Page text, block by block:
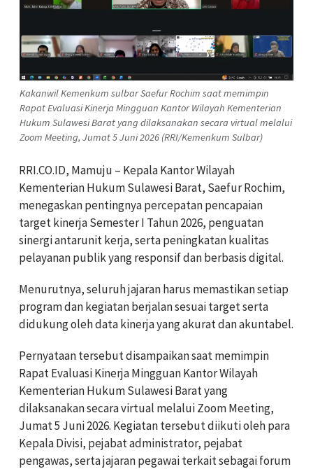
Kakanwil Kemenkum sulbar Saefur Rochim saat memimpin
Rapat Evaluasi Kinerja Mingguan Kantor Wilayah Kementerian
Hukum Sulawesi Barat yang dilaksanakan secara virtual melalui
Zoom Meeting, Jumat 5 Juni 2026 (RRI/Kemenkum Sulbar)
RRI.CO.ID, Mamuju – Kepala Kantor Wilayah
Kementerian Hukum Sulawesi Barat, Saefur Rochim,
menegaskan pentingnya percepatan pencapaian
target kinerja Semester I Tahun 2026, penguatan
sinergi antarunit kerja, serta peningkatan kualitas
pelayanan publik yang responsif dan berbasis digital.
Menurutnya, seluruh jajaran harus memastikan setiap
program dan kegiatan berjalan sesuai target serta
didukung oleh data kinerja yang akurat dan akuntabel.
Pernyataan tersebut disampaikan saat memimpin
Rapat Evaluasi Kinerja Mingguan Kantor Wilayah
Kementerian Hukum Sulawesi Barat yang
dilaksanakan secara virtual melalui Zoom Meeting,
Jumat 5 Juni 2026. Kegiatan tersebut diikuti oleh para
Kepala Divisi, pejabat administrator, pejabat
pengawas, serta jajaran pegawai terkait sebagai forum